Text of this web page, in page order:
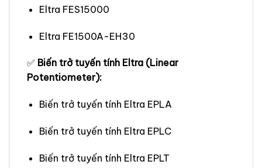
Eltra FES15000
Eltra FE1500A-EH30
✅ Biến trở tuyến tính Eltra (Linear
Potentiometer):
Biến trở tuyến tính Eltra EPLA
Biến trở tuyến tính Eltra EPLC
Biến trở tuyến tính Eltra EPLT